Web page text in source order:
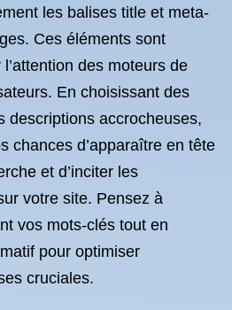
les balises title et meta-
Ces éléments sont
des moteurs de
En choisissant des
descriptions accrocheuses,
chances d’apparaître en tête
et d’inciter les
votre site. Pensez à
vos mots-clés tout en
pour optimiser
cruciales.